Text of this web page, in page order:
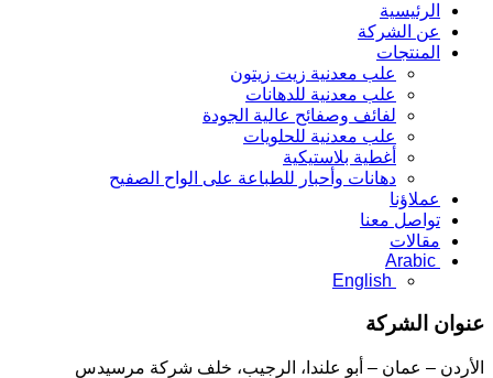
الرئيسية
عن الشركة
المنتجات
علب معدنية زيت زيتون
علب معدنية للدهانات
لفائف وصفائح عالية الجودة
علب معدنية للحلويات
أغطية بلاستيكية
دهانات وأحبار للطباعة على الواح الصفيح
عملاؤنا
تواصل معنا
مقالات
Arabic
English
عنوان الشركة
الأردن – عمان – أبو علندا، الرجيب، خلف شركة مرسيدس